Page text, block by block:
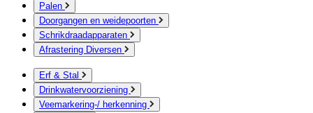
Palen
Doorgangen en weidepoorten
Schrikdraadapparaten
Afrastering Diversen
Erf & Stal
Drinkwatervoorziening
Veemarkering-/ herkenning